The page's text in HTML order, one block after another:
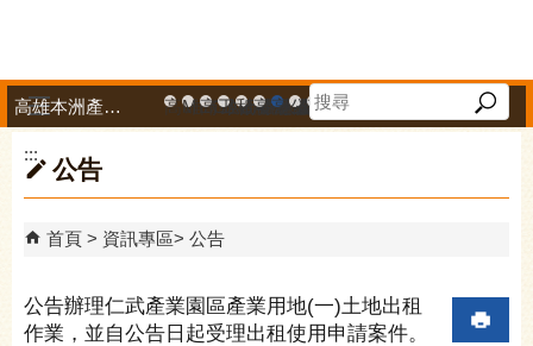
高雄市政府中小企業升級輔導網站
MEGABAY大港創艦
高雄金融科技創新園區
工廠登記線上申辦系統
和發產業園區
高雄工業資訊平台
高雄本洲產業園區服務中心
公司、商業登記主題網
高雄市友善商家
高雄市政府經濟發展局-
工業管線防災教育資
高雄市綠能管理資
高雄市綠能管理
高雄淨零商轉
高雄招商網
高雄會展網
專刊『
雄心
「我
高雄本洲產業園區服務中心
:::
公告
首頁 資訊專區 公告
公告辦理仁武產業園區產業用地(一)土地出租
作業，並自公告日起受理出租使用申請案件。